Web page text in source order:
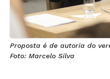
Proposta é de autoria do
Foto: Marcelo Silva